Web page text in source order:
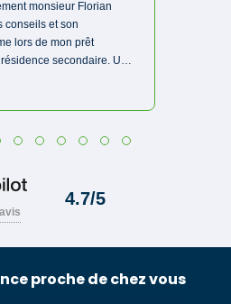
proche de chez vous